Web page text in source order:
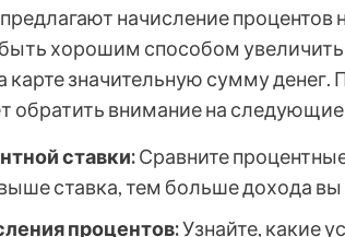
начисление процентов
хорошим способом
карте значительную сумму
обратить внимание на
ставки:Сравните
ставка, тем больше дохода вы
процентов:Узнайте, какие